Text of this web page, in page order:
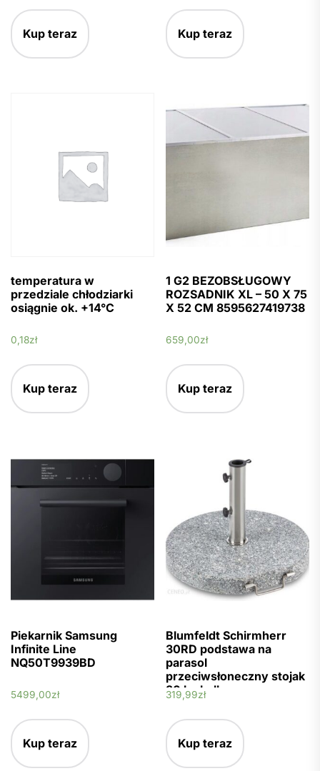
Kup teraz Kup teraz
temperatura w
przedziale chłodziarki
osiągnie ok. +14°C
0,18zł
Kup teraz
1 G2 BEZOBSŁUGOWY
ROZSADNIK XL – 50 X 75
X 52 CM 8595627419738
659,00zł
Kup teraz
Piekarnik Samsung
Infinite Line
NQ50T9939BD
5499,00zł
Kup teraz
Blumfeldt Schirmherr
30RD podstawa na
parasol
przeciwsłoneczny stojak
30 kg balkon szary
okrągły
319,99zł
Kup teraz